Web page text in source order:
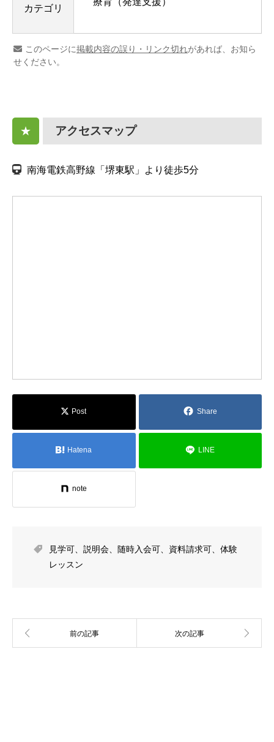
カテゴリ
このページに掲載内容の誤り・リンク切れがあれば、お知ら
せください。
★ アクセスマップ
南海電鉄高野線「堺東駅」より徒歩5分
Post Share
Hatena LINE
note
見学可 説明会 随時入会可 資料請求可
体験
レッスン